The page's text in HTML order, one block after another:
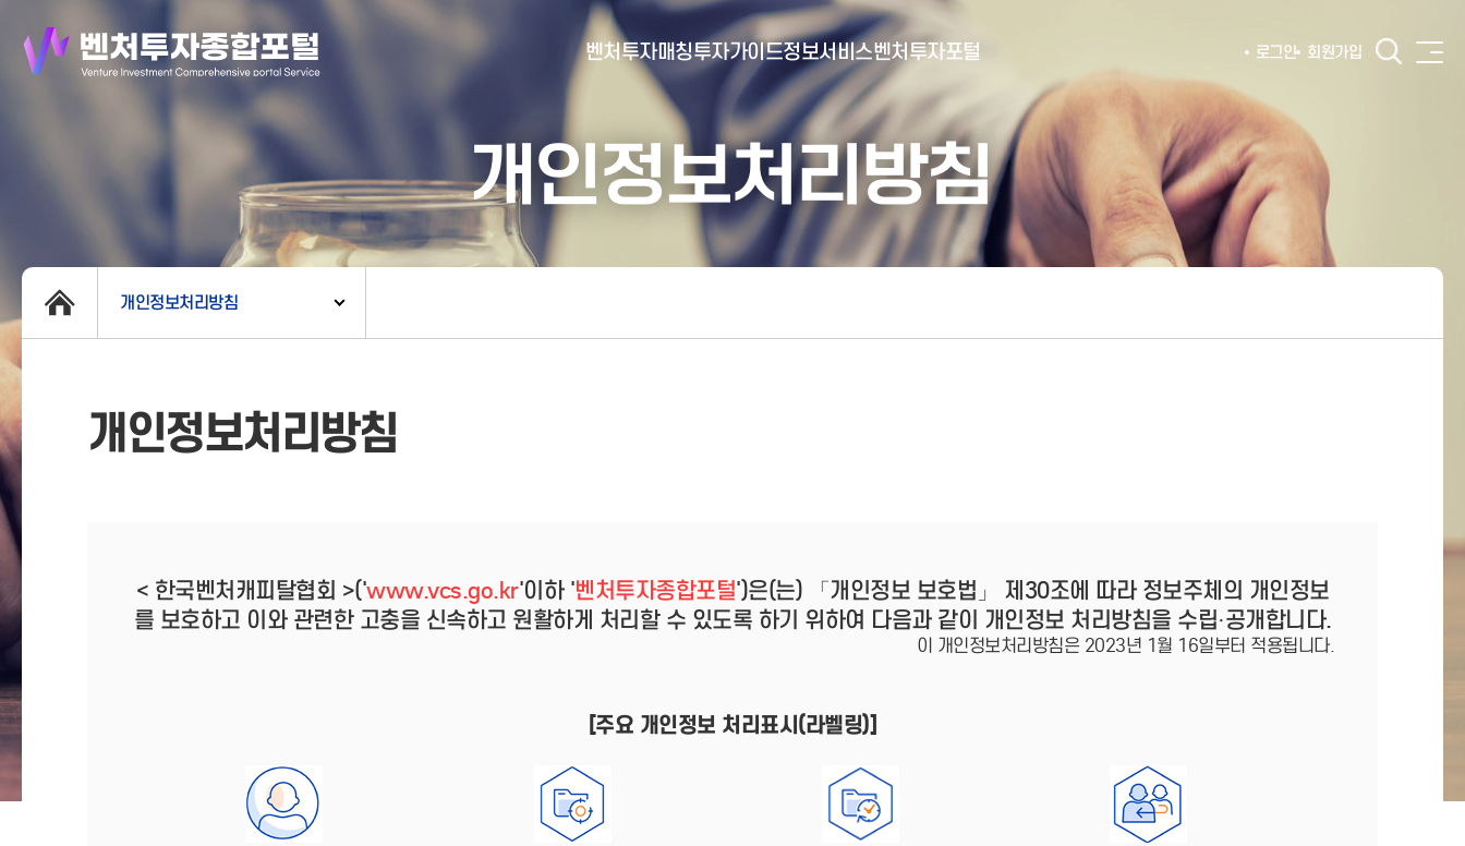
벤처투자매칭
- 벤처투자회사 전자공시
- 벤처투자마트란?
투자가이드정보서비스
- 대시보드
- 투자실적
- 민간벤처통계
- 통계/연구 보고서
- VC 트랙레코드 확
인
- 투자확인서발급시
벤처투자포털
- 포털소개
- BI소개
로그인 회원가입
개인정보처리방침
개인정보처리방침
개인정보처리방침
< 한국벤처캐피탈협회 >('www.vcs.go.kr'이하 '벤처투자종합포털')은(는) 「개인정보 보호법」 제30조에 따라 정보주체의 개인정보
를 보호하고 이와 관련한 고충을 신속하고 원활하게 처리할 수 있도록 하기 위하여 다음과 같이 개인정보 처리방침을 수립·공개합니다.
이 개인정보처리방침은 2023년 1월 16일부터 적용됩니다.
[주요 개인정보 처리표시(라벨링)]